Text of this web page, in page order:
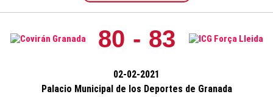
80 - 83
02-02-2021
Palacio Municipal de los Deportes de Granada